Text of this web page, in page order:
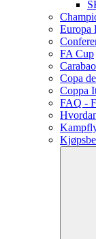
Europa
FA Cup
Copa
Coppa
FAQ -